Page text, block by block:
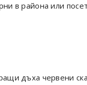
в района или
дъха червени